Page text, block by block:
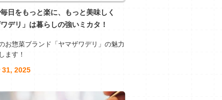
日をもっと楽に、もっと美味しく
ワデリ」は暮らしの強いミカタ！
お惣菜ブランド「ヤマザワデリ」の魅力
ます！
2025